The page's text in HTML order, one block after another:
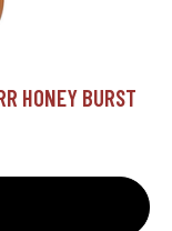
HONEY BURST